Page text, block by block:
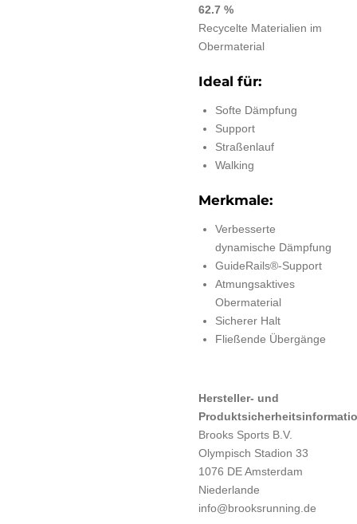
62.7 %
Recycelte Materialien im
Obermaterial
Ideal für:
Softe Dämpfung
Support
Straßenlauf
Walking
Merkmale:
Verbesserte
dynamische Dämpfung
GuideRails®-Support
Atmungsaktives
Obermaterial
Sicherer Halt
Fließende Übergänge
Hersteller- und
Brooks Sports B.V.
Olympisch Stadion 33
1076 DE Amsterdam
Niederlande
info@brooksrunning.de